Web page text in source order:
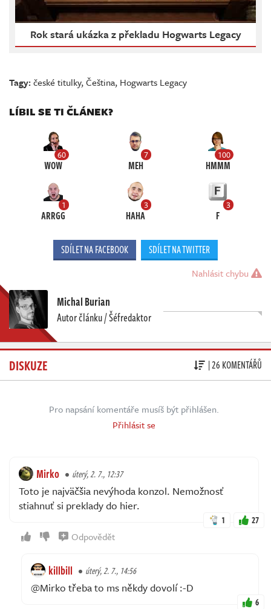
Rok stará ukázka z překladu Hogwarts Legacy
Tagy:české titulky,Čeština, Hogwarts Legacy
LÍBIL SE TI ČLÁNEK?
60
WOW
7
MEH
100
HMMM
1
ARRGG
3
HAHA
3
F
SDÍLET NA FACEBOOK SDÍLET NA TWITTER
Nahlásit chybu
Michal Burian
Autor článku / Šéfredaktor
DISKUZE | 26 KOMENTÁŘŮ
Pro napsání komentáře musíš být přihlášen.
Přihlásit se
Mirko úterý, 2. 7., 12:37
Toto je najväčšia nevýhoda konzol. Nemožnosť
stiahnuť si preklady do hier.
1 27
Odpovědět
killbill úterý, 2. 7., 14:56
@Mirko třeba to ms někdy dovolí :-D
6